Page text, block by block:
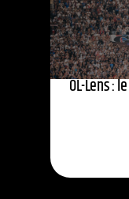
OL-Lens :